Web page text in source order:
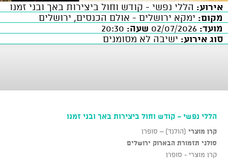
אירוע: הללי נפשי - קודש וחול ביצירות באך ובני זמנו
מקום: ימקא ירושלים - אולם הכנסים, ירושלים
מועד:
שעה:
סוג אירוע: ישיבה לא מסומנים
הללי נפשי - קודש וחול ביצירות באך ובני זמנו
קרן מוצרי (הולנד) – סופרן
סולני תזמורת הבארוק ירושלים
קרן מוצרי - סופרן